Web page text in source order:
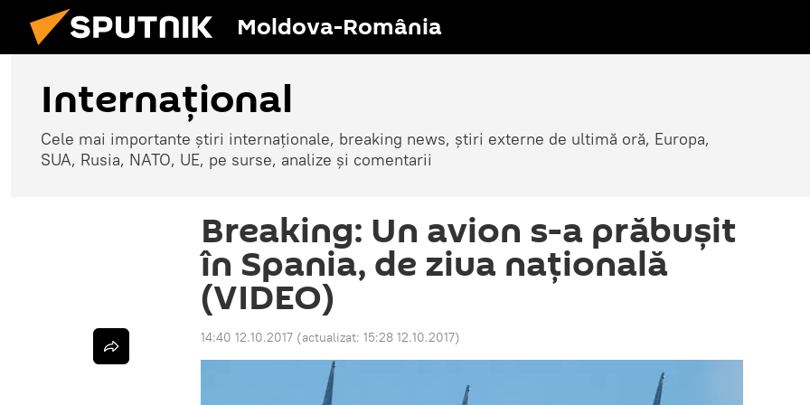
Moldova-România
Internaţional
Cele mai importante știri internaționale, breaking news, știri externe de ultimă oră, Europa,
SUA, Rusia, NATO, UE, pe surse, analize și comentarii
Breaking: Un avion s-a prăbuşit
în Spania, de ziua naţională
(VIDEO)
14:40 12.10.2017 (actualizat: 15:28 12.10.2017)